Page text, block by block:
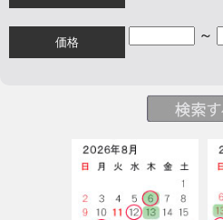
価格 ～